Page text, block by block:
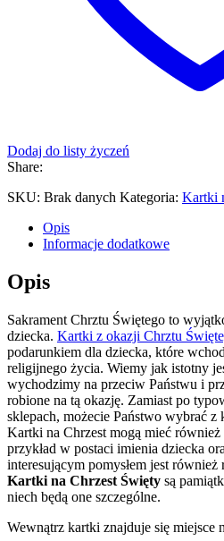
Dodaj do listy życzeń
Share:
SKU: Brak danych Kategoria: Kartki
Opis
Informacje dodatkowe
Opis
Sakrament Chrztu Świętego to
dziecka. Kartki z okazji Chrztu
podarunkiem dla dziecka, które
religijnego życia. Wiemy jak istotny
wychodzimy na przeciw Państwu i
robione na tą okazję. Zamiast po
sklepach, możecie Państwo wybrać
Kartki na Chrzest mogą mieć
przykład w postaci imienia dziecka
interesującym pomysłem jest
Kartki na Chrzest Święty są
niech będą one szczególne.
Wewnątrz kartki znajduje się miejsce